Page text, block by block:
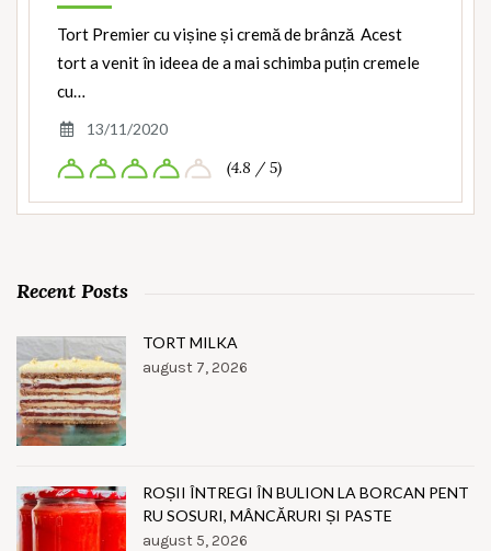
Tort Premier cu vișine și cremă de brânză Acest
tort a venit în ideea de a mai schimba puțin cremele
cu…
13/11/2020
(4.8 / 5)
Recent Posts
TORT MILKA
august 7, 2026
ROȘII ÎNTREGI ÎN BULION LA BORCAN PENT
RU SOSURI, MÂNCĂRURI ȘI PASTE
august 5, 2026